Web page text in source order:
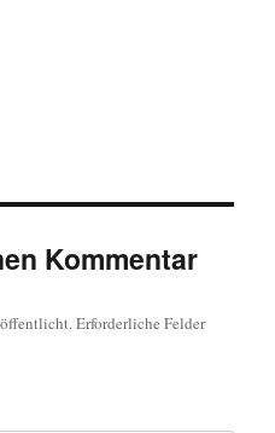
Kommentar
Erforderliche Felder